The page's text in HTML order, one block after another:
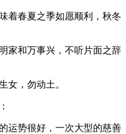
春夏之季如愿顺利，秋冬
和万事兴，不听片面之辞
，勿动土。
势很好，一次大型的慈善